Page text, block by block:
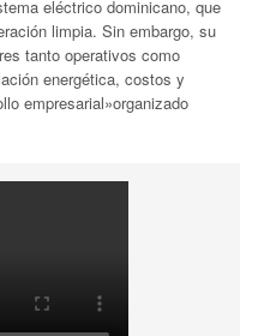
eléctrico dominicano, que
limpia. Sin embargo, su
tanto operativos como
energética, costos y
empresarial»organizado